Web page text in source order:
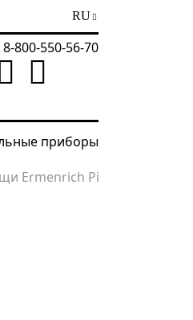
RU
8-800-550-56-70
приборы
Ermenrich Ping MK70